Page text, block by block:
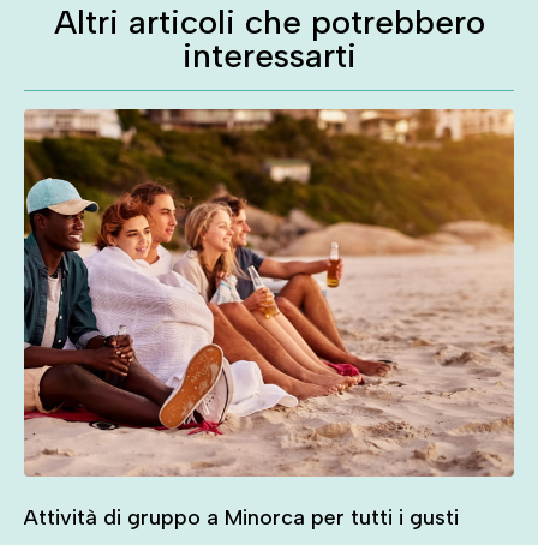
Altri articoli che potrebbero
interessarti
Attività di gruppo a Minorca per tutti i gusti